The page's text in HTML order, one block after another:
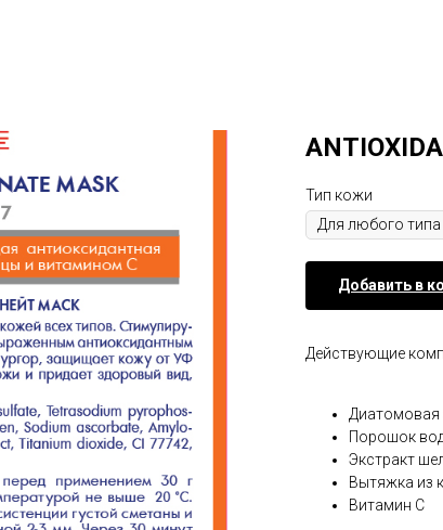
Тип кожи
Добавить в
Действующие
Диатомовая
Порошок
Экстракт
Вытяжка из
Витамин С